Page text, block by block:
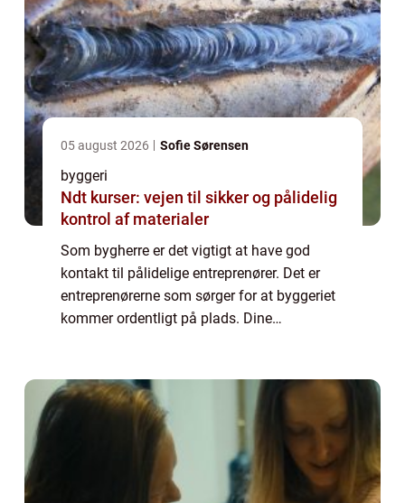
05 august 2026 Sofie Sørensen
byggeri
Ndt kurser: vejen til sikker og pålidelig
kontrol af materialer
Som bygherre er det vigtigt at have god
kontakt til pålidelige entreprenører. Det er
entreprenørerne som sørger for at byggeriet
kommer ordentligt på plads. Dine